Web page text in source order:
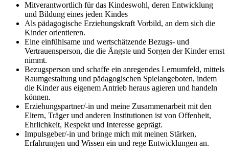
Mitverantwortlich für das Kindeswohl, deren Entwicklung
und Bildung eines jeden Kindes
Als pädagogische Erziehungskraft Vorbild, an dem sich die
Kinder orientieren.
Eine einfühlsame und wertschätzende Bezugs- und
Vertrauensperson, die die Ängste und Sorgen der Kinder ernst
nimmt.
Bezugsperson und schaffe ein anregendes Lernumfeld, mittels
Raumgestaltung und pädagogischen Spielangeboten, indem
die Kinder aus eigenem Antrieb heraus agieren und handeln
können.
Erziehungspartner/-in und meine Zusammenarbeit mit den
Eltern, Träger und anderen Institutionen ist von Offenheit,
Ehrlichkeit, Respekt und Interesse geprägt.
Impulsgeber/-in und bringe mich mit meinen Stärken,
Erfahrungen und Wissen ein und rege Entwicklungen an.